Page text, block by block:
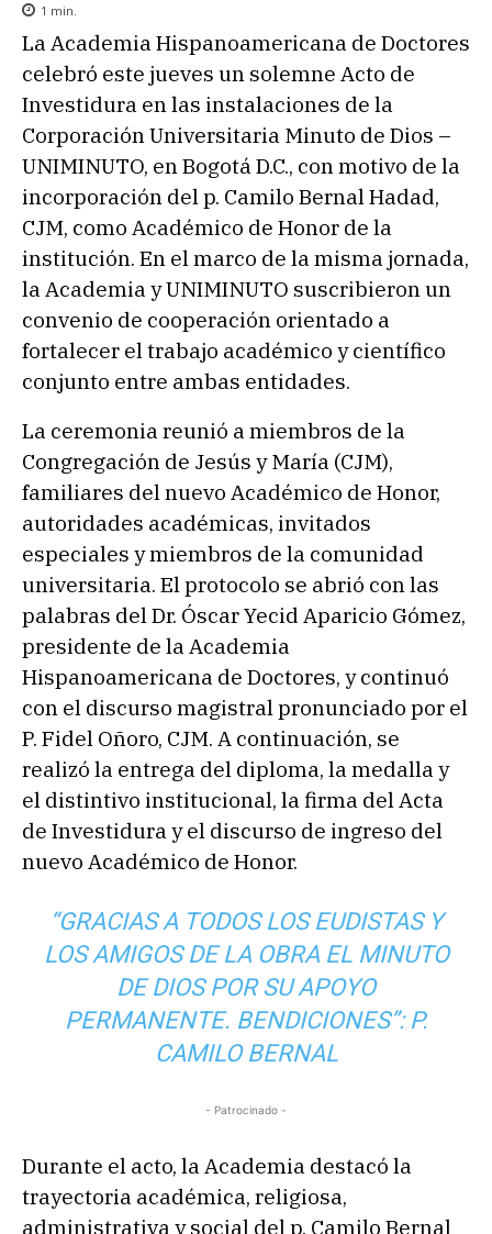
1 min.
La Academia Hispanoamericana de Doctores
celebró este jueves un solemne Acto de
Investidura en las instalaciones de la
Corporación Universitaria Minuto de Dios –
UNIMINUTO, en Bogotá D.C., con motivo de la
incorporación del p. Camilo Bernal Hadad,
CJM, como Académico de Honor de la
institución. En el marco de la misma jornada,
la Academia y UNIMINUTO suscribieron un
convenio de cooperación orientado a
fortalecer el trabajo académico y científico
conjunto entre ambas entidades.
La ceremonia reunió a miembros de la
Congregación de Jesús y María (CJM),
familiares del nuevo Académico de Honor,
autoridades académicas, invitados
especiales y miembros de la comunidad
universitaria. El protocolo se abrió con las
palabras del Dr. Óscar Yecid Aparicio Gómez,
presidente de la Academia
Hispanoamericana de Doctores, y continuó
con el discurso magistral pronunciado por el
P. Fidel Oñoro, CJM. A continuación, se
realizó la entrega del diploma, la medalla y
el distintivo institucional, la firma del Acta
de Investidura y el discurso de ingreso del
nuevo Académico de Honor.
“GRACIAS A TODOS LOS EUDISTAS Y
LOS AMIGOS DE LA OBRA EL MINUTO
DE DIOS POR SU APOYO
PERMANENTE. BENDICIONES”: P.
CAMILO BERNAL
- Patrocinado -
Durante el acto, la Academia destacó la
trayectoria académica, religiosa,
administrativa y social del p. Camilo Bernal